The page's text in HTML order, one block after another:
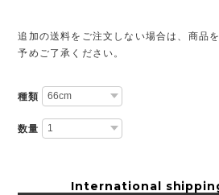
追加の送料をご注文しない場合は、商品
予めご了承ください。
種類
数量
International